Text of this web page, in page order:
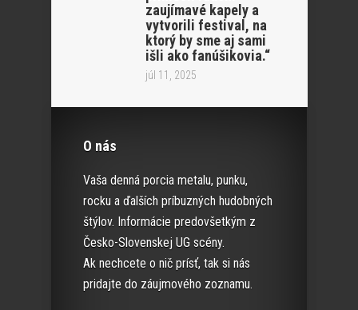
zaujímavé kapely a
vytvorili festival, na
ktorý by sme aj sami
išli ako fanúšikovia.“
júl 11, 2025
O nás
Vaša denná porcia metalu, punku,
rocku a ďalších príbuzných hudobných
štýlov. Informácie predovšetkým z
Česko-Slovenskej UG scény.
Ak nechcete o nič prísť, tak si nás
pridajte do záujmového zoznamu.